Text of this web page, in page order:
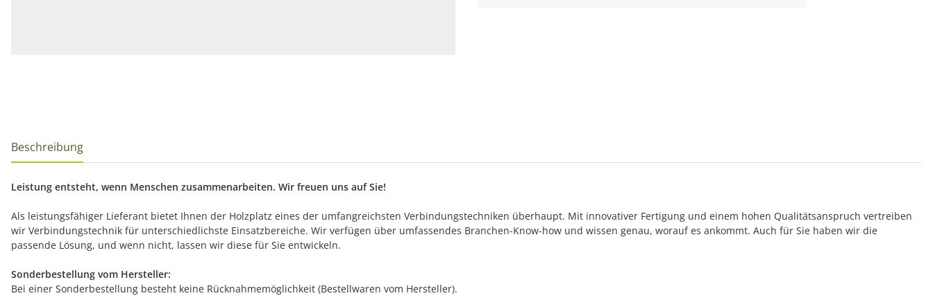
Beschreibung
Leistung entsteht, wenn Menschen zusammenarbeiten. Wir freuen uns auf Sie!
Als leistungsfähiger Lieferant bietet Ihnen der Holzplatz eines der umfangreichsten Verbindungstechniken überhaupt. Mit innovativer Fertigung und einem hohen Qualitätsanspruch vertreiben
wir Verbindungstechnik für unterschiedlichste Einsatzbereiche. Wir verfügen über umfassendes Branchen-Know-how und wissen genau, worauf es ankommt. Auch für Sie haben wir die
passende Lösung, und wenn nicht, lassen wir diese für Sie entwickeln.
Sonderbestellung vom Hersteller:
Bei einer Sonderbestellung besteht keine Rücknahmemöglichkeit (Bestellwaren vom Hersteller).